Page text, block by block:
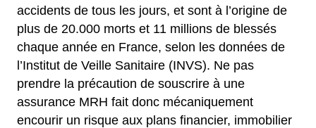
accidents de tous les jours, et sont à l’origine de
plus de 20.000 morts et 11 millions de blessés
chaque année en France, selon les données de
l’Institut de Veille Sanitaire (INVS). Ne pas
prendre la précaution de souscrire à une
assurance MRH fait donc mécaniquement
encourir un risque aux plans financier, immobilier